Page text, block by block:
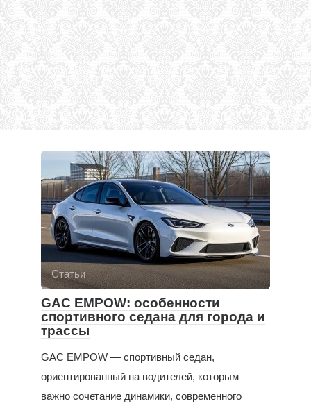
Статьи
GAC EMPOW: особенности
спортивного седана для города и
трассы
GAC EMPOW — спортивный седан,
ориентированный на водителей, которым
важно сочетание динамики, современного